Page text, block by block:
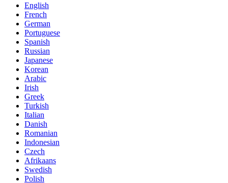
English
French
German
Portuguese
Spanish
Russian
Japanese
Korean
Arabic
Irish
Greek
Turkish
Italian
Danish
Romanian
Indonesian
Czech
Afrikaans
Swedish
Polish